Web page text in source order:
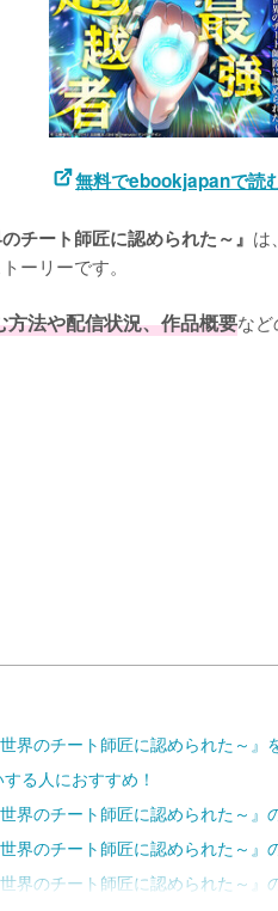
無料でebookjapanで読
チート師匠に認められた～』 は
ーリーです。
方法や配信状況、作品概要など
界のチート師匠に認められた～』
る人におすすめ！
界のチート師匠に認められた～』
界のチート師匠に認められた～』
界のチート師匠に認められた～』